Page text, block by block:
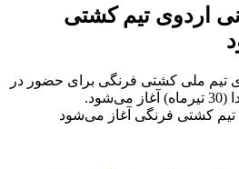
اردوی تیم کشتی
تیم ملی کشتی فرنگی برای حضور در
تیم کشتی فرنگی آغاز می‌شود